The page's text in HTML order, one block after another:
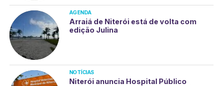
AGENDA
Arraiá de Niterói está de volta com
edição Julina
NOTÍCIAS
Niterói anuncia Hospital Público